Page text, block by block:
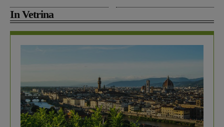
In Vetrina